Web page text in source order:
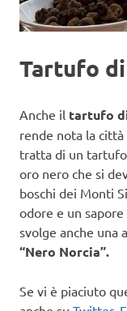
Tartufo
Anche il tartufo
rende nota la
tratta di un
oro nero che si
boschi dei Monti
odore e un
svolge anche una
“Nero Norcia”.
Se vi è piaciuto